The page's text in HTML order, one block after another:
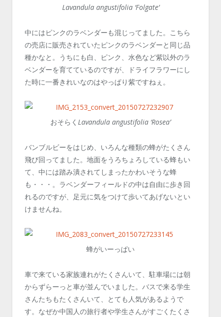
Lavandula angustifolia ‘Folgate’
中にはピンクのラベンダーも混じってました。こちら
の売店に販売されていたピンクのラベンダーと同じ品
種かなと。うちにも白、ピンク、水色など紫以外のラ
ベンダーを育てているのですが、ドライフラワーにし
た時に一番きれいなのはやっぱり紫ですねぇ。
おそらく Lavandula angustifolia ‘Rosea’
バンブルビーをはじめ、いろんな種類の蜂がたくさん
飛び回ってました。地面をうろちょろしている蜂もい
て、中には踏み潰されてしまったかわいそうな蜂
も・・・。ラベンダーフィールドの中は自由に歩き回
れるのですが、足元に気をつけて歩いてあげないとい
けませんね。
蜂がいーっぱい
車で来ている家族連れがたくさんいて、駐車場には朝
からずらーっと車が並んでいました。バスで来る学生
さんたちもたくさんいて、とても人気があるようで
す。なぜか中国人の旅行者や学生さんがすごくたくさ